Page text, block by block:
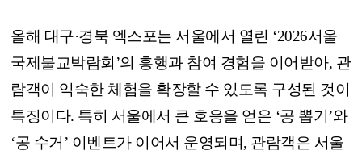
올해 대구·경북 엑스포는 서울에서 열린 ‘2026서울
국제불교박람회’의 흥행과 참여 경험을 이어받아, 관
람객이 익숙한 체험을 확장할 수 있도록 구성된 것이
특징이다. 특히 서울에서 큰 호응을 얻은 ‘공 뽑기’와
‘공 수거’ 이벤트가 이어서 운영되며, 관람객은 서울